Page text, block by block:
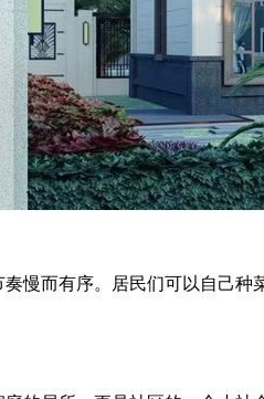
而有序。居民们可以自己种